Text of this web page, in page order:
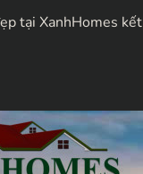
tại XanhHomes